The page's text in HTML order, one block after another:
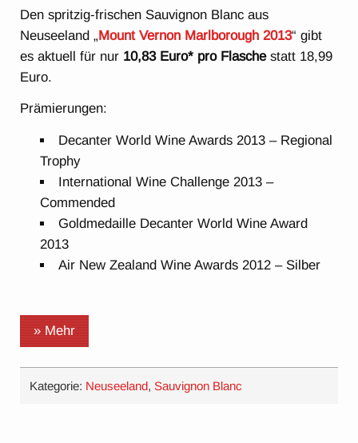
Den spritzig-frischen Sauvignon Blanc aus
Neuseeland „Mount Vernon Marlborough 2013“ gibt
es aktuell für nur 10,83 Euro* pro Flaschestatt 18,99
Euro.
Prämierungen:
Decanter World Wine Awards 2013 – Regional
Trophy
International Wine Challenge 2013 –
Commended
Goldmedaille Decanter World Wine Award
2013
Air New Zealand Wine Awards 2012 – Silber
» Mehr
Kategorie: Neuseeland,Sauvignon Blanc